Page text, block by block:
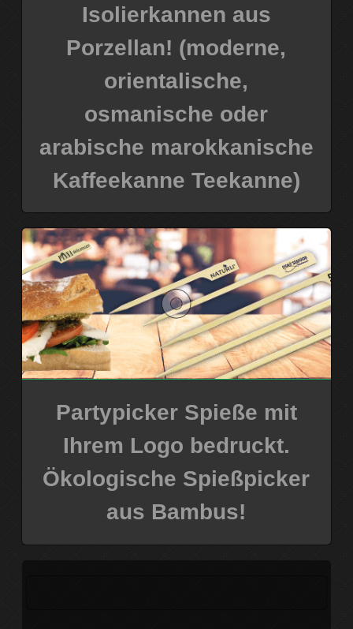
Isolierkannen aus
Porzellan! (moderne,
orientalische,
osmanische oder
arabische marokkanische
Kaffeekanne Teekanne)
Partypicker Spieße mit
Ihrem Logo bedruckt.
Ökologische Spießpicker
aus Bambus!